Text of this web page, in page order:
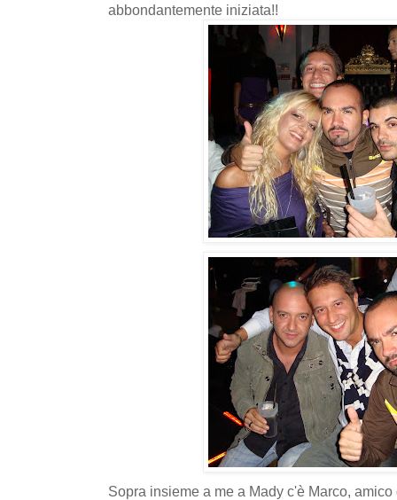
abbondantemente iniziata!!
Sopra insieme a me a Mady c'è Marco,